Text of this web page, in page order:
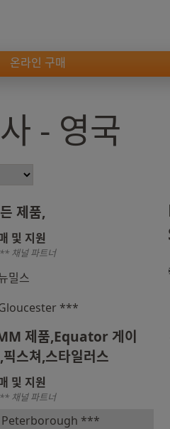
온라인 구매
- 영국
제품,
및 지원
채널 파트너
밀스
***
제품,Equator 게이
픽스쳐,스타일러스
및 지원
채널 파트너
Peterborough ***